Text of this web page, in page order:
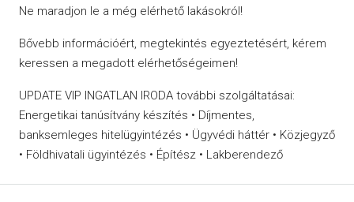
Ne maradjon le a még elérhető lakásokról!
Bővebb információért, megtekintés egyeztetésért, kérem
keressen a megadott elérhetőségeimen!
UPDATE VIP INGATLAN IRODA további szolgáltatásai:
Energetikai tanúsítvány készítés • Díjmentes,
banksemleges hitelügyintézés • Ügyvédi háttér • Közjegyző
• Földhivatali ügyintézés • Építész • Lakberendező